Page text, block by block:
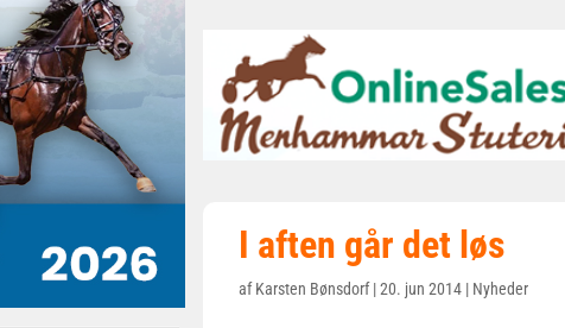
I aften går det løs
afKarsten Bønsdorf|20. jun 2014 | Nyheder